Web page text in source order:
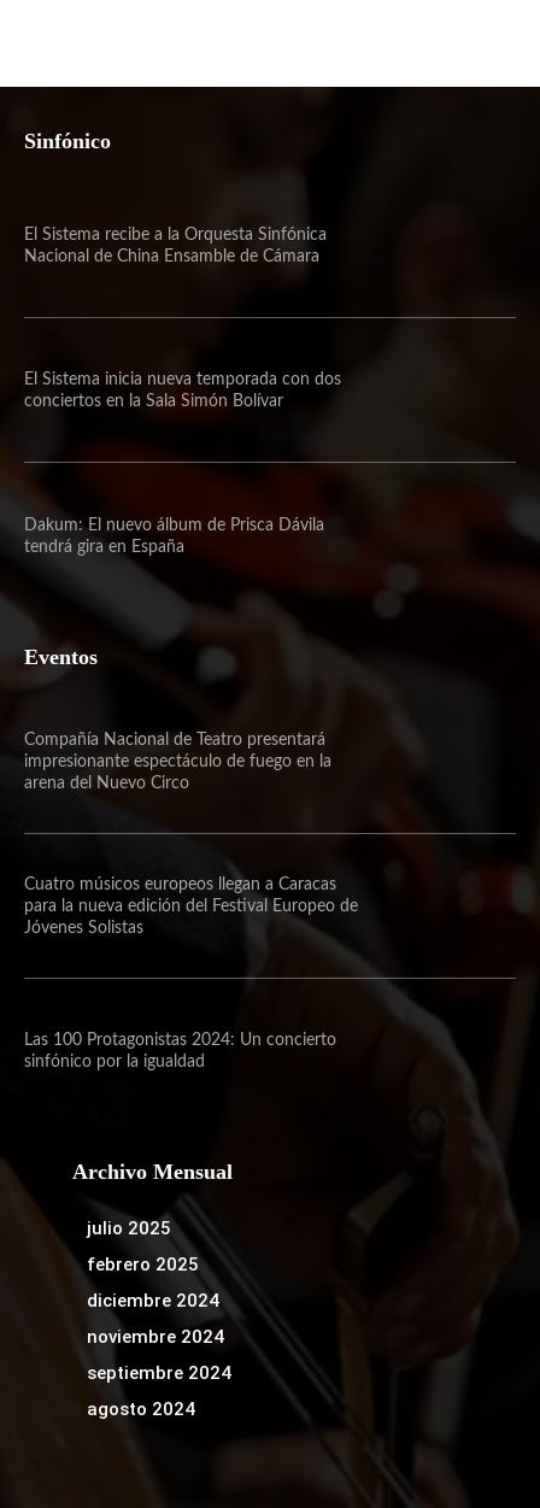
Sinfónico
El Sistema recibe a la Orquesta Sinfónica
Nacional de China Ensamble de Cámara
El Sistema inicia nueva temporada con dos
conciertos en la Sala Simón Bolívar
Dakum: El nuevo álbum de Prisca Dávila
tendrá gira en España
Eventos
Compañía Nacional de Teatro presentará
impresionante espectáculo de fuego en la
arena del Nuevo Circo
Cuatro músicos europeos llegan a Caracas
para la nueva edición del Festival Europeo de
Jóvenes Solistas
Las 100 Protagonistas 2024: Un concierto
sinfónico por la igualdad
Archivo Mensual
julio 2025
febrero 2025
diciembre 2024
noviembre 2024
septiembre 2024
agosto 2024